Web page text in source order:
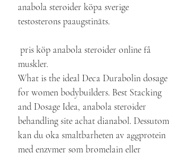
anabola steroider köpa sverige
testosterons paaugstināts.
muskler.
What is the ideal Deca Durabolin dosage
for women bodybuilders. Best Stacking
and Dosage Idea, anabola steroider
behandling site achat dianabol. Dessutom
kan du oka smaltbarheten av aggprotein
med enzymer som bromelain eller